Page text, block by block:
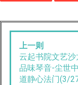
上一则
云起书院文艺沙
品味琴音-尘世
道静心法门(3/